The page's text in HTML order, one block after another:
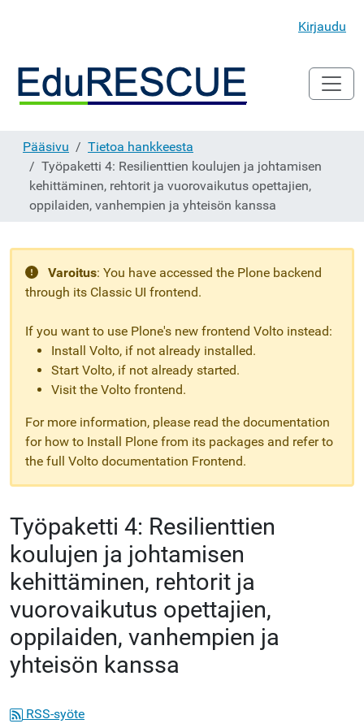
Kirjaudu
Pääsivu
Tietoa hankkeesta
Työpaketti 4: Resilienttien koulujen ja johtamisen
kehittäminen, rehtorit ja vuorovaikutus opettajien,
oppilaiden, vanhempien ja yhteisön kanssa
Varoitus: You have accessed the Plone backend
through its Classic UI frontend.
If you want to use Plone's new frontend Volto instead:
Install Volto, if not already installed.
Start Volto, if not already started.
Visit the Volto frontend.
For more information, please read the documentation
for how to Install Plone from its packages and refer to
the full Volto documentation Frontend.
Työpaketti 4: Resilienttien
koulujen ja johtamisen
kehittäminen, rehtorit ja
vuorovaikutus opettajien,
oppilaiden, vanhempien ja
yhteisön kanssa
RSS-syöte